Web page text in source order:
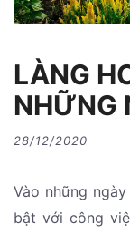
LÀNG
NHỮNG
28/12/2020
Vào những
bật với công